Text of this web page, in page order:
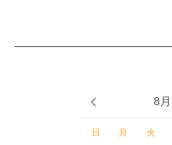
8月,
日 月 火